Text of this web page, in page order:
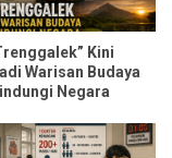
Kini
Warisan Budaya
Negara